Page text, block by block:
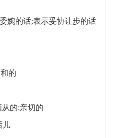
婉的话;表示妥协让步的话
的
从的;亲切的
儿